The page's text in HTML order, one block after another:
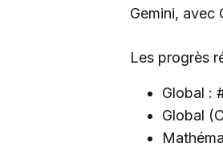
Gemini, avec
Les progrès
Global :
Global